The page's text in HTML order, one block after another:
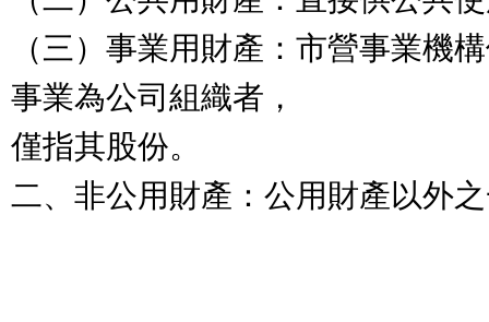
（三）事業用財產：市營事業機
事業為公司組織者，
僅指其股份。
二、非公用財產：公用財產以外